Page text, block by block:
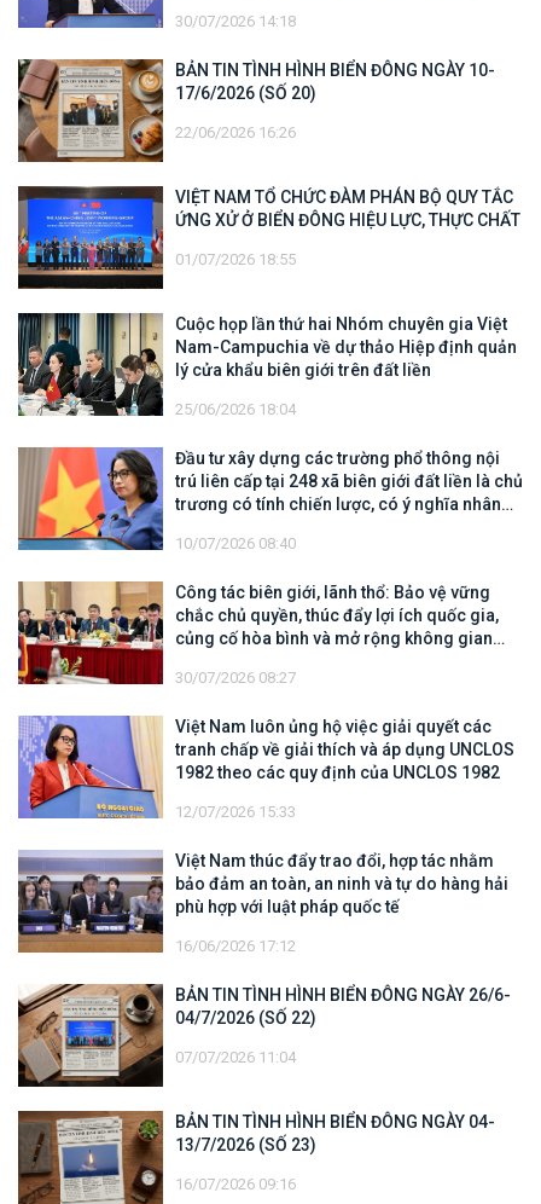
trên tàu Khôi Nguyên 18
30/07/2026 14:18
BẢN TIN TÌNH HÌNH BIỂN ĐÔNG NGÀY 10-
17/6/2026 (SỐ 20)
22/06/2026 16:26
VIỆT NAM TỔ CHỨC ĐÀM PHÁN BỘ QUY TẮC
ỨNG XỬ Ở BIỂN ĐÔNG HIỆU LỰC, THỰC CHẤT
01/07/2026 18:55
Cuộc họp lần thứ hai Nhóm chuyên gia Việt
Nam-Campuchia về dự thảo Hiệp định quản
lý cửa khẩu biên giới trên đất liền
25/06/2026 18:04
Đầu tư xây dựng các trường phổ thông nội
trú liên cấp tại 248 xã biên giới đất liền là chủ
trương có tính chiến lược, có ý nghĩa nhân
10/07/2026 08:40
Công tác biên giới, lãnh thổ: Bảo vệ vững
chắc chủ quyền, thúc đẩy lợi ích quốc gia,
củng cố hòa bình và mở rộng không gian
30/07/2026 08:27
Việt Nam luôn ủng hộ việc giải quyết các
tranh chấp về giải thích và áp dụng UNCLOS
1982 theo các quy định của UNCLOS 1982
12/07/2026 15:33
Việt Nam thúc đẩy trao đổi, hợp tác nhằm
bảo đảm an toàn, an ninh và tự do hàng hải
phù hợp với luật pháp quốc tế
16/06/2026 17:12
BẢN TIN TÌNH HÌNH BIỂN ĐÔNG NGÀY 26/6-
04/7/2026 (SỐ 22)
07/07/2026 11:04
BẢN TIN TÌNH HÌNH BIỂN ĐÔNG NGÀY 04-
13/7/2026 (SỐ 23)
16/07/2026 09:16